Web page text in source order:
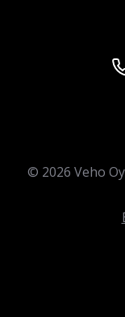
© 2026 Veho